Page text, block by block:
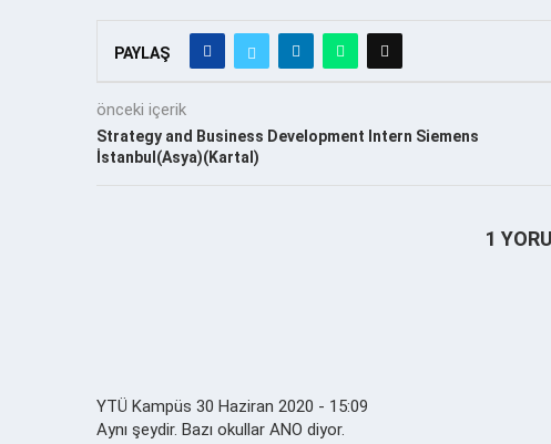
PAYLAŞ
önceki içerik
Strategy and Business Development Intern Siemens
İstanbul(Asya)(Kartal)
1
YTÜ Kampüs 30 Haziran 2020 - 15:09
Aynı şeydir. Bazı okullar ANO diyor.